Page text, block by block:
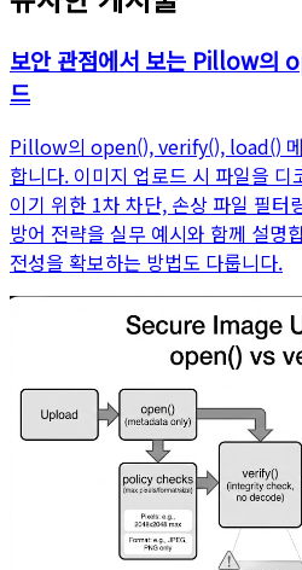
보안 관점에서 보는 Pillow
드
Pillow의 open(), verify(), load() 메
합니다. 이미지 업로드 시 파일을
이기 위한 1차 차단, 손상 파일 필터
방어 전략을 실무 예시와 함께 설명
전성을 확보하는 방법도 다룹니다.